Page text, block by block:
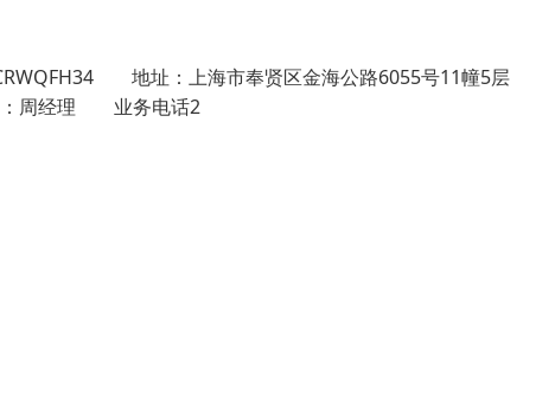
地址：上海市奉贤区金海公路6055号11
：周经理 业务电话2